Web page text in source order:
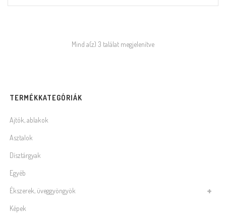
Mind a(z) 3 találat megjelenítve
TERMÉKKATEGÓRIÁK
Ajtók, ablakok
Asztalok
Dísztárgyak
Egyéb
Ékszerek, üveggyöngyök
Képek